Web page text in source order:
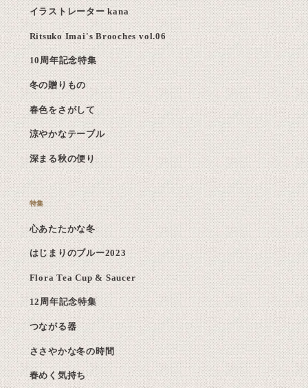
イラストレーター kana
Ritsuko Imai's Brooches vol.06
10周年記念特集
冬の贈りもの
春色をさがして
涼やかなテーブル
深まる秋の便り
心あたたかな冬
はじまりのブルー2023
Flora Tea Cup & Saucer
12周年記念特集
つながる器
ささやかな冬の時間
春めく気持ち